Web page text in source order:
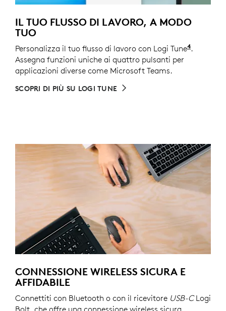
IL TUO FLUSSO DI LAVORO, A MODO
TUO
Personalizza il tuo flusso di lavoro con Logi Tune4La
.
Assegna funzioni uniche ai quattro pulsanti per
applicazioni diverse come Microsoft Teams.
SCOPRI DI PIÙ SU LOGI TUNE
CONNESSIONE WIRELESS SICURA E
AFFIDABILE
Connettiti con Bluetooth o con il ricevitore USB-CLogi
Bolt, che offre una connessione wireless sicura,